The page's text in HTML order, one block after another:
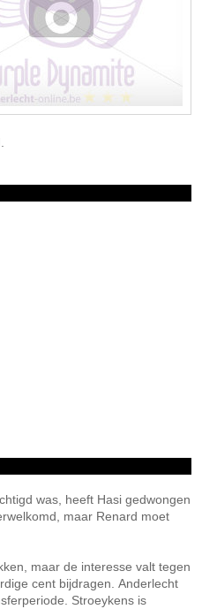
was, heeft Hasi gedwongen
maar Renard moet
maar de interesse valt tegen
cent bijdragen. Anderlecht
Stroeykens is